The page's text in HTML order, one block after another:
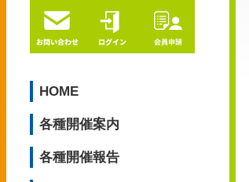
HOME
各種開催案内
各種開催報告